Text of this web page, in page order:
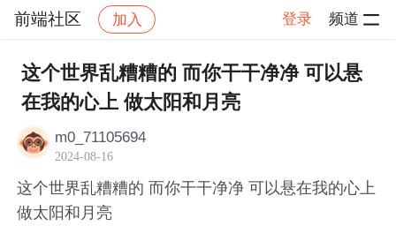
前端社区 加入 登录 频道
社区 前端社区 感慨 帖子详情
这个世界乱糟糟的 而你干干净净 可以悬
在我的心上 做太阳和月亮
m0_71105694
2024-08-16
这个世界乱糟糟的 而你干干净净 可以悬在我的心上
做太阳和月亮